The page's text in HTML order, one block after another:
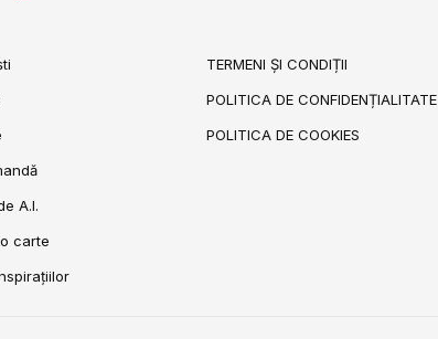
A.I.
carte
TERMENI ȘI CONDIȚII
POLITICA DE CONFIDENȚIALITATE
POLITICA DE COOKIES